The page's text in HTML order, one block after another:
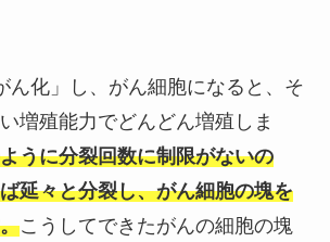
ん化」し、がん細胞になると、そ
増殖能力でどんどん増殖しま
うに分裂回数に制限がないの
延々と分裂し、がん細胞の塊を
こうしてできたがんの細胞の塊